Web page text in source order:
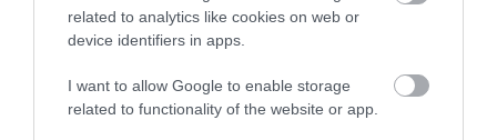
related to analytics like cookies on web or
device identifiers in apps.
I want to allow Google to enable storage
related to functionality of the website or app.
meggyőzni arról, hogy ő a cári Oroszország eltűnt
hercegnője.Anatole Litvak
második Oscar-díját hozta el – és ezzel újra
visszafogadta őt a filmes szakma.